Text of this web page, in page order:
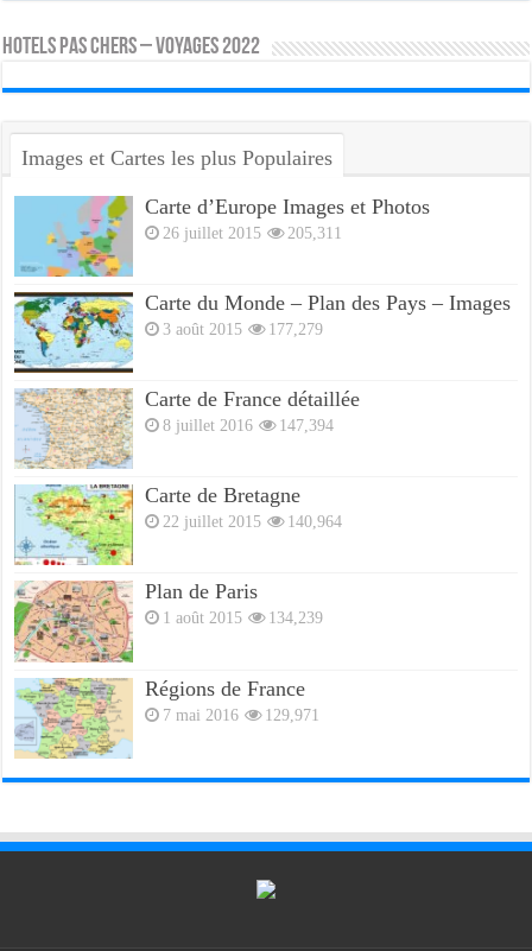
HOTELS PAS CHERS – VOYAGES 2022
Images et Cartes les plus Populaires
Carte d’Europe Images et Photos
26 juillet 2015 205,311
Carte du Monde – Plan des Pays – Images
3 août 2015 177,279
Carte de France détaillée
8 juillet 2016 147,394
Carte de Bretagne
22 juillet 2015 140,964
Plan de Paris
1 août 2015 134,239
Régions de France
7 mai 2016 129,971